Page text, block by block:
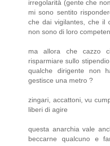
irregolarità (gente che
mi sono sentito
che dai vigilantes, che il
non sono di loro
ma allora che cazzo
risparmiare sullo
qualche dirigente non
gestisce una metro ?
zingari, accattoni, vu
liberi di agire
questa anarchia vale
beccarne qualcuno e